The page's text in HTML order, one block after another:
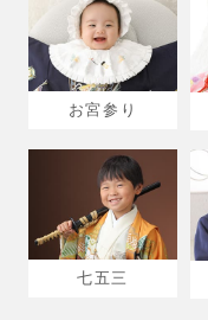
お宮参り
七五三